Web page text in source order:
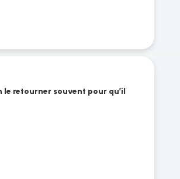
le retourner souvent pour qu’il